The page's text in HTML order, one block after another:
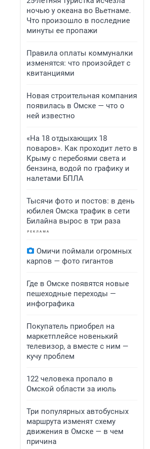
ночью у океана во Вьетнаме.
Что произошло в последние
минуты ее пропажи
Правила оплаты коммуналки
изменятся: что произойдет с
квитанциями
Новая строительная компания
появилась в Омске — что о
ней известно
«На 18 отдыхающих 18
поваров». Как проходит лето в
Крыму с перебоями света и
бензина, водой по графику и
налетами БПЛА
Тысячи фото и постов: в день
юбилея Омска трафик в сети
Билайна вырос в три раза
Омичи поймали огромных
карпов — фото гигантов
Где в Омске появятся новые
пешеходные переходы —
инфографика
Покупатель приобрел на
маркетплейсе новенький
телевизор, а вместе с ним —
кучу проблем
122 человека пропало в
Омской области за июль
Три популярных автобусных
маршрута изменят схему
движения в Омске — в чем
причина